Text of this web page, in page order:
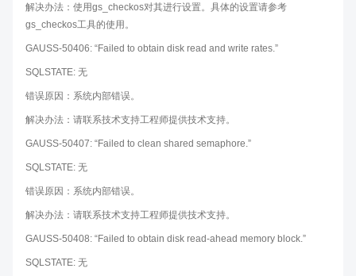
解决办法：使用gs_checkos对其进行设置。具体的设置请参考
gs_checkos工具的使用。
GAUSS-50406: “Failed to obtain disk read and write rates.”
SQLSTATE: 无
错误原因：系统内部错误。
解决办法：请联系技术支持工程师提供技术支持。
GAUSS-50407: “Failed to clean shared semaphore.”
SQLSTATE: 无
错误原因：系统内部错误。
解决办法：请联系技术支持工程师提供技术支持。
GAUSS-50408: “Failed to obtain disk read-ahead memory block.”
SQLSTATE: 无